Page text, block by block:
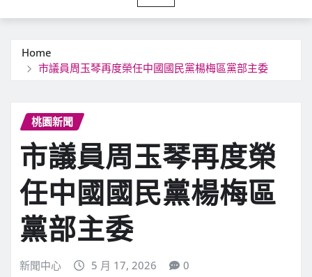
Home
市議員周玉琴再度榮任中國國民黨楊梅區黨部主委
桃園新聞
市議員周玉琴再度榮
任中國國民黨楊梅區
黨部主委
新聞中心 5 月 17, 2026 0